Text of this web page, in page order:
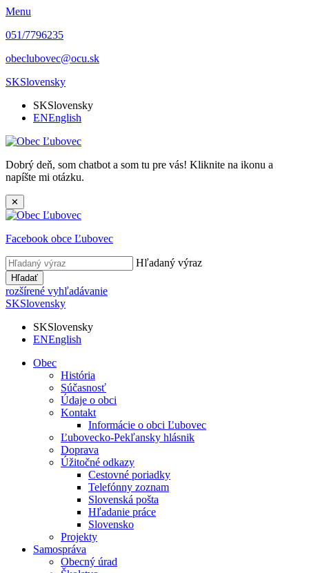
Menu
051/7796235
obeclubovec@ocu.sk
SKSlovensky
SKSlovensky
ENEnglish
Dobrý deň, som chatbot a som tu pre vás! Kliknite na ikonu a
napíšte mi otázku.
✕
Facebook obce Ľubovec
Hľadaný výraz
Hľadať
rozšírené vyhľadávanie
SKSlovensky
SKSlovensky
ENEnglish
Obec
História
Súčasnosť
Údaje o obci
Kontakt
Informácie o obci Ľubovec
Ľubovecko-Pekľansky hlásnik
Doprava
Úžitočné odkazy
Cestovné poriadky
Telefónny zoznam
Slovenská pošta
Hľadanie práce
Slovensko
Projekty
Samospráva
Obecný úrad